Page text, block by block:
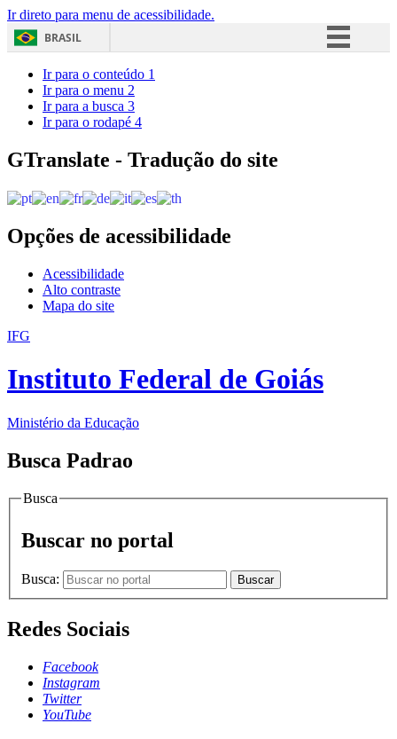
Ir direto para menu de acessibilidade.
BRASIL
Acesso à informação
Ir para o conteúdo 1
Ir para o menu 2
Ir para a busca 3
Ir para o rodapé 4
GTranslate - Tradução do site
Opções de acessibilidade
Acessibilidade
Alto contraste
Mapa do site
IFG
Instituto Federal de Goiás
Ministério da Educação
Busca Padrao
Busca
Buscar no portal
Busca: Buscar
Redes Sociais
Facebook
Instagram
Twitter
YouTube